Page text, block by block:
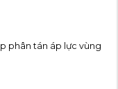
phân tán áp lực vùng